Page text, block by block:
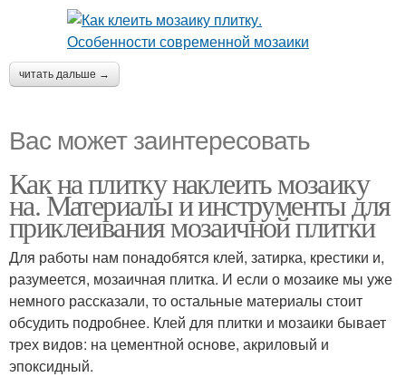
читать дальше →
Вас может заинтересовать
Как на плитку наклеить мозаику
на. Материалы и инструменты для
приклеивания мозаичной плитки
Для работы нам понадобятся клей, затирка, крестики и,
разумеется, мозаичная плитка. И если о мозаике мы уже
немного рассказали, то остальные материалы стоит
обсудить подробнее. Клей для плитки и мозаики бывает
трех видов: на цементной основе, акриловый и
эпоксидный.